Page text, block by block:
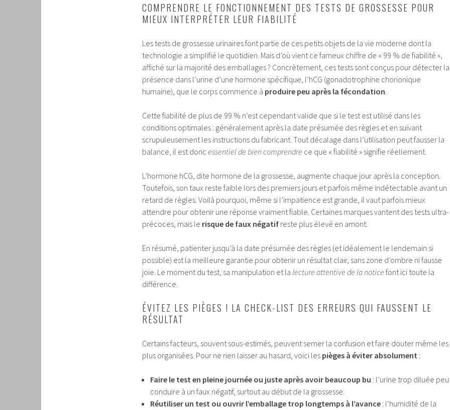
COMPRENDRE LE FONCTIONNEMENT DES TESTS DE GROSSESSE POUR
MIEUX INTERPRÉTER LEUR FIABILITÉ
Les tests de grossesse urinaires font partie de ces petits objets de la vie moderne dont la
technologie a simplifié le quotidien. Mais d’où vient ce fameux chiffre de « 99 % de fiabilité »,
affiché sur la majorité des emballages ? Concrètement, ces tests sont conçus pour détecter la
présence dans l’urine d’une hormone spécifique, l’hCG (gonadotrophine chorionique
humaine), que le corps commence à produire peu après la fécondation.
Cette fiabilité de plus de 99 % n’est cependant valide que si le test est utilisé dans les
conditions optimales : généralement après la date présumée des règles et en suivant
scrupuleusement les instructions du fabricant. Tout décalage dans l’utilisation peut fausser la
balance, il est donc essentiel de bien comprendre ce que « fiabilité » signifie réellement.
L’hormone hCG, dite hormone de la grossesse, augmente chaque jour après la conception.
Toutefois, son taux reste faible lors des premiers jours et parfois même indétectable avant un
retard de règles. Voilà pourquoi, même si l’impatience est grande, il vaut parfois mieux
attendre pour obtenir une réponse vraiment fiable. Certaines marques vantent des tests ultra-
précoces, mais le risque de faux négatif reste plus élevé en amont.
En résumé, patienter jusqu’à la date présumée des règles (et idéalement le lendemain si
possible) est la meilleure garantie pour obtenir un résultat clair, sans zone d’ombre ni fausse
joie. Le moment du test, sa manipulation et la lecture attentive de la notice font ici toute la
différence.
ÉVITEZ LES PIÈGES ! LA CHECK-LIST DES ERREURS QUI FAUSSENT LE
RÉSULTAT
Certains facteurs, souvent sous-estimés, peuvent semer la confusion et faire douter même les
plus organisées. Pour ne rien laisser au hasard, voici les pièges à éviter absolument :
Faire le test en pleine journée ou juste après avoir beaucoup bu : l’urine trop diluée
conduire à un faux négatif, surtout au début de la grossesse.
Réutiliser un test ou ouvrir l’emballage trop longtemps à l’avance : l’humidité de la